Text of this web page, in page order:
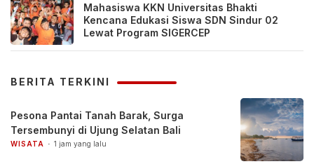
Mahasiswa KKN Universitas Bhakti
Kencana Edukasi Siswa SDN Sindur 02
Lewat Program SIGERCEP
BERITA TERKINI
Pesona Pantai Tanah Barak, Surga
Tersembunyi di Ujung Selatan Bali
WISATA 1 jam yang lalu